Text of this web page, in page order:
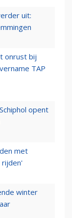
uit:
onrust bij
TAP
opent
met
rijden'
winter